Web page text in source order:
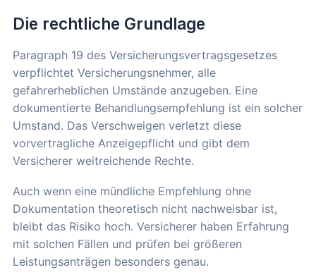
Die rechtliche Grundlage
Paragraph 19 des Versicherungsvertragsgesetzes
verpflichtet Versicherungsnehmer, alle
gefahrerheblichen Umstände anzugeben. Eine
dokumentierte Behandlungsempfehlung ist ein solcher
Umstand. Das Verschweigen verletzt diese
vorvertragliche Anzeigepflicht und gibt dem
Versicherer weitreichende Rechte.
Auch wenn eine mündliche Empfehlung ohne
Dokumentation theoretisch nicht nachweisbar ist,
bleibt das Risiko hoch. Versicherer haben Erfahrung
mit solchen Fällen und prüfen bei größeren
Leistungsanträgen besonders genau.